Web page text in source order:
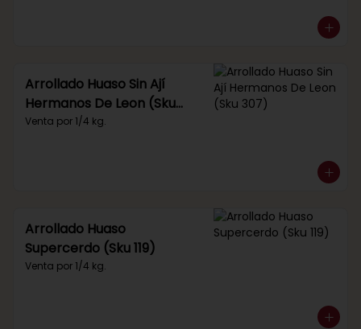
Arrollado Huaso Sin Ají
Hermanos De Leon (Sku
307)
Venta por 1/4 kg.
Arrollado Huaso
Supercerdo (Sku 119)
Venta por 1/4 kg.